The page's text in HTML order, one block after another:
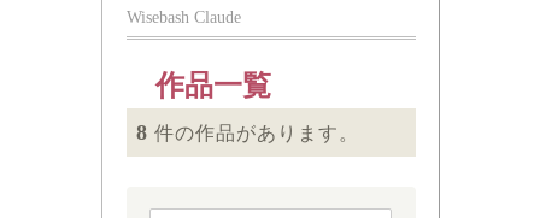
Wisebash Claude
作品一覧
8 件の作品があります。